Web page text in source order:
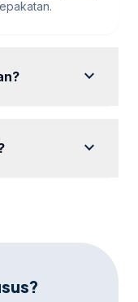
expand_more
expand_more